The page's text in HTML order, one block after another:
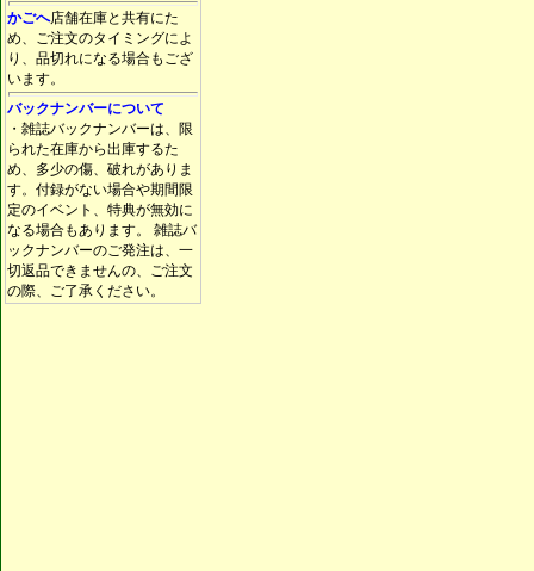
かごへ店舗在庫と共有にた
め、ご注文のタイミングによ
り、品切れになる場合もござ
います。
バックナンバーについて
・雑誌バックナンバーは、限
られた在庫から出庫するた
め、多少の傷、破れがありま
す。付録がない場合や期間限
定のイベント、特典が無効に
なる場合もあります。 雑誌バ
ックナンバーのご発注は、一
切返品できませんの、ご注文
の際、ご了承ください。